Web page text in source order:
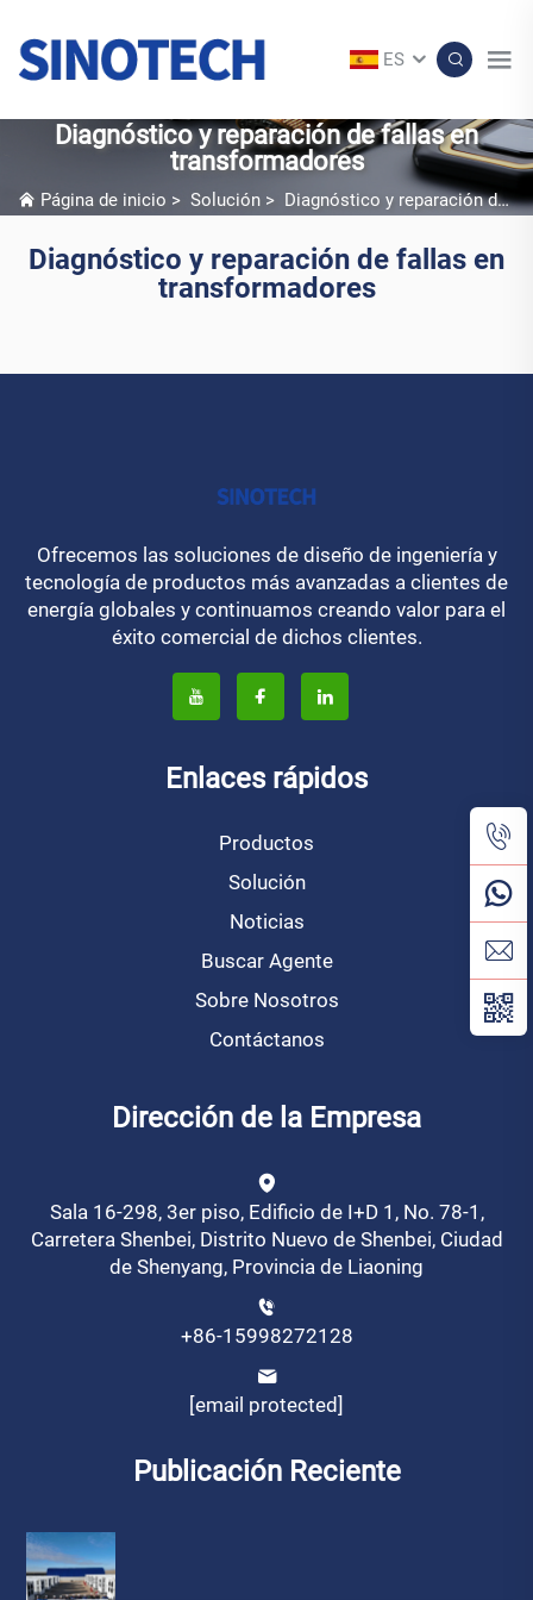
ES
Diagnóstico y reparación de fallas en
transformadores
Página de inicio > Solución > Diagnóstico y reparación de fallas en transformadores
Diagnóstico y reparación de fallas en
transformadores
Ofrecemos las soluciones de diseño de ingeniería y
tecnología de productos más avanzadas a clientes de
energía globales y continuamos creando valor para el
éxito comercial de dichos clientes.
Enlaces rápidos
Productos
Solución
Noticias
Buscar Agente
Sobre Nosotros
Contáctanos
Dirección de la Empresa
Sala 16-298, 3er piso, Edificio de I+D 1, No. 78-1,
Carretera Shenbei, Distrito Nuevo de Shenbei, Ciudad
de Shenyang, Provincia de Liaoning
+86-15998272128
[email protected]
Publicación Reciente